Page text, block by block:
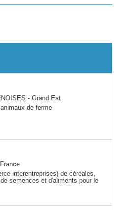
- Grand Est
de ferme
interentreprises) de céréales,
semences et d'aliments pour le